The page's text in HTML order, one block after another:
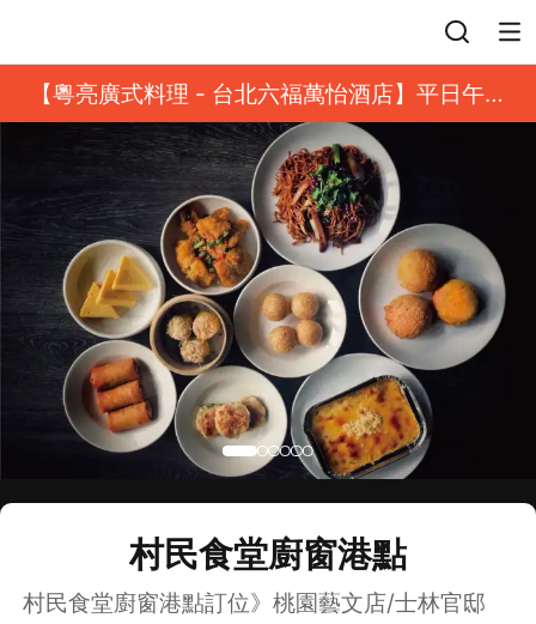
【粵亮廣式料理 - 台北六福萬怡酒店】平日午餐
8 折起｜靓港點套餐
村民食堂廚窗港點
村民食堂廚窗港點訂位》桃園藝文店/士林官邸